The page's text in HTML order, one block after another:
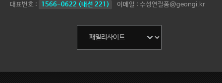
대표번호 :
1566-0622 (내선 221) 이메일 : 수성연질폼@geongi.kr